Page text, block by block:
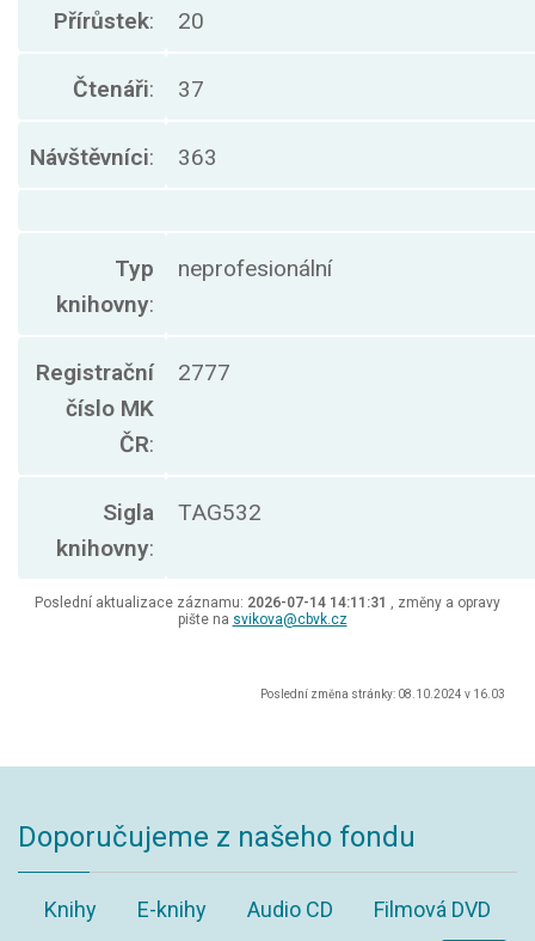
Přírůstek: 20
Čtenáři: 37
Návštěvníci: 363
Typ
knihovny:
neprofesionální
Registrační
číslo MK
ČR:
2777
Sigla
knihovny:
TAG532
Poslední aktualizace záznamu: 2026-07-14 14:11:31 , změny a opravy
pište na svikova@cbvk.cz
Poslední změna stránky: 08.10.2024 v 16.03
Doporučujeme z našeho fondu
Knihy E-knihy Audio CD
Filmová DVD